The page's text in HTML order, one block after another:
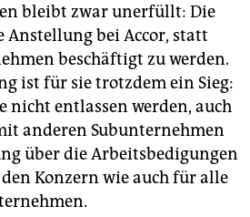
bleibt zwar unerfüllt: Die
Anstellung bei Accor, statt
beschäftigt zu werden.
ist für sie trotzdem ein Sieg:
nicht entlassen werden, auch
anderen Subunternehmen
über die Arbeitsbedigungen
Konzern wie auch für alle